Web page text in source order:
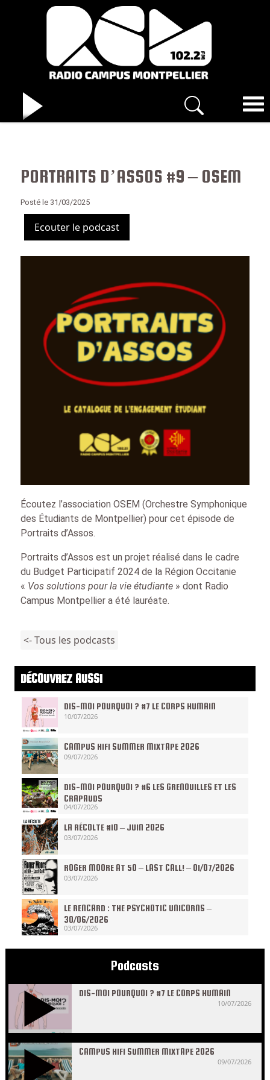
PORTRAITS D’ASSOS #9 – OSEM
Posté le 31/03/2025
Ecouter le podcast
Écoutez l’association OSEM (Orchestre Symphonique
des Étudiants de Montpellier) pour cet épisode de
Portraits d’Assos.
Portraits d’Assos est un projet réalisé dans le cadre
du Budget Participatif 2024 de la Région Occitanie
« Vos solutions pour la vie étudiante » dont Radio
Campus Montpellier a été lauréate.
<- Tous les podcasts
DÉCOUVREZ AUSSI
DIS-MOI POURQUOI ? #7 LE CORPS HUMAIN
10/07/2026
CAMPUS HIFI SUMMER MIXTAPE 2026
09/07/2026
DIS-MOI POURQUOI ? #6 LES GRENOUILLES ET LES
CRAPAUDS
04/07/2026
LA RÉCOLTE #10 – JUIN 2026
03/07/2026
ROGER MOORE AT 50 – LAST CALL! – 01/07/2026
03/07/2026
LE RENCARD : THE PSYCHOTIC UNICORNS –
30/06/2026
03/07/2026
Podcasts
DIS-MOI POURQUOI ? #7 LE CORPS HUMAIN
10/07/2026
CAMPUS HIFI SUMMER MIXTAPE 2026
09/07/2026